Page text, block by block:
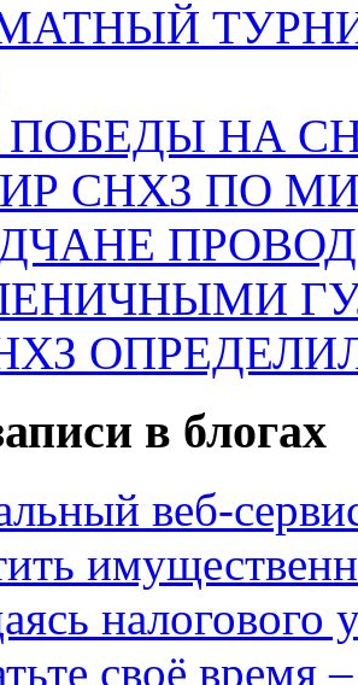
ПОБЕДЫ НА
СНХЗ ПО
в блогах
веб-
налогового
своё время